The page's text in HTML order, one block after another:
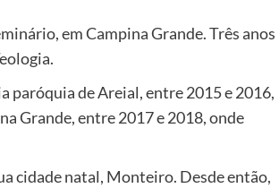
em Campina Grande. Três anos
paróquia de Areial, entre 2015 e 2016,
Grande, entre 2017 e 2018, onde
cidade natal, Monteiro. Desde então,